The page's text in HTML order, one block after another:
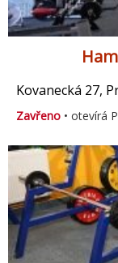
Kovanecká 27,
Zavřeno • otevírá